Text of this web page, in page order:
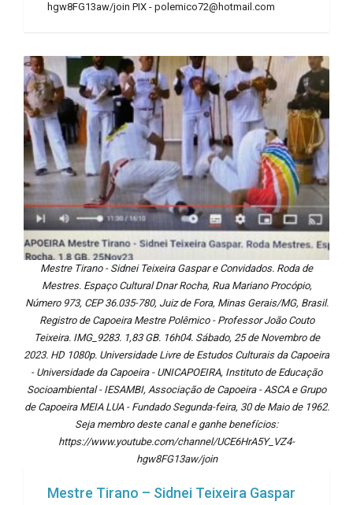
hgw8FG13aw/join PIX - polemico72@hotmail.com
Mestre Tirano - Sidnei Teixeira Gaspar e Convidados. Roda de
Mestres. Espaço Cultural Dnar Rocha, Rua Mariano Procópio,
Número 973, CEP 36.035-780, Juiz de Fora, Minas Gerais/MG, Brasil.
Registro de Capoeira Mestre Polêmico - Professor João Couto
Teixeira. IMG_9283. 1,83 GB. 16h04. Sábado, 25 de Novembro de
2023. HD 1080p. Universidade Livre de Estudos Culturais da Capoeira
- Universidade da Capoeira - UNICAPOEIRA, Instituto de Educação
Socioambiental - IESAMBI, Associação de Capoeira - ASCA e Grupo
de Capoeira MEIA LUA - Fundado Segunda-feira, 30 de Maio de 1962.
Seja membro deste canal e ganhe benefícios:
https://www.youtube.com/channel/UCE6HrA5Y_VZ4-
hgw8FG13aw/join
Mestre Tirano – Sidnei Teixeira Gaspar